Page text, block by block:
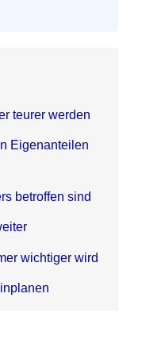
teurer werden
Eigenanteilen
betroffen sind
wichtiger wird